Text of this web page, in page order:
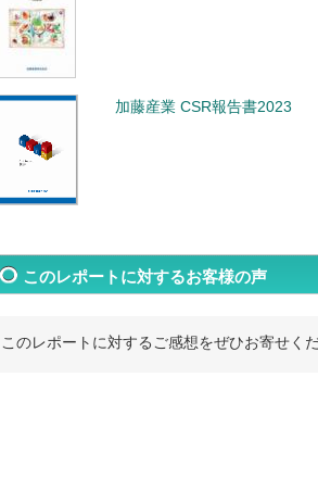
加藤産業 CSR報告書2023
このレポートに対するお客様の声
このレポートに対するご感想をぜひお寄せくだ